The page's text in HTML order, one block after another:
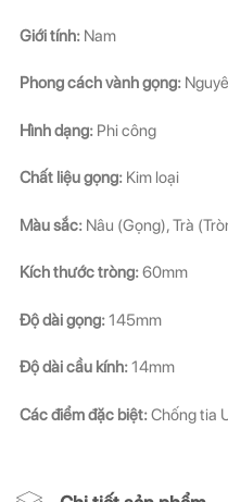
Giới tính: Nam
Phong cách vành gọng:
Hình dạng: Phi công
Chất liệu gọng: Kim loại
Màu sắc: Nâu (Gọng), Trà
Kích thước tròng:60mm
Độ dài gọng:145mm
Độ dài cầu kính:14mm
Các điểm đặc biệt:Chống tia